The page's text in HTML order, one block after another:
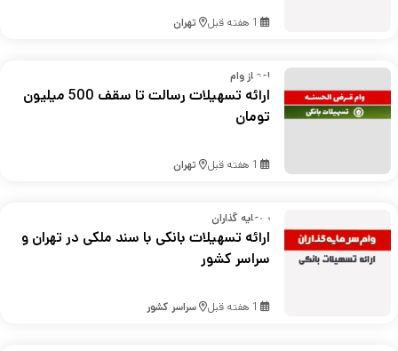
1 هفته قبل تهران
امتیاز وام
ارائه تسهیلات رسالت تا سقف 500 میلیون
تومان
1 هفته قبل تهران
سرمایه گذاران
ارائه تسهیلات بانکی با سند ملکی در تهران و
سراسر کشور
1 هفته قبل سراسر کشور